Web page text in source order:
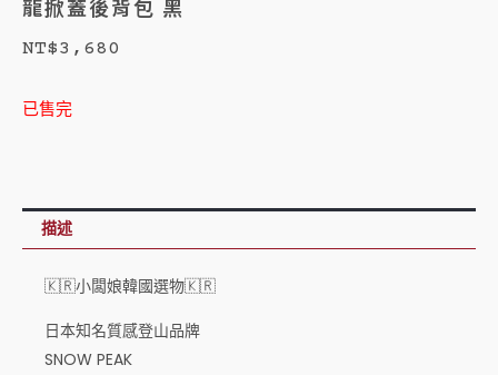
龍掀蓋後背包 黑
NT$3,680
已售完
描述
🇰🇷小闆娘韓國選物🇰🇷
日本知名質感登山品牌
SNOW PEAK